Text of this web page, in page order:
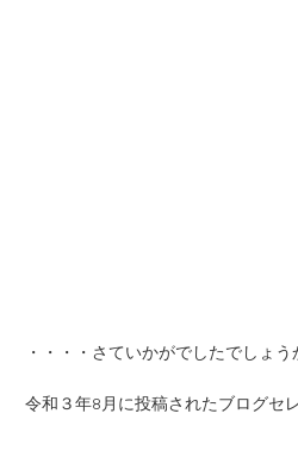
・・・・さていかがでしたでしょう
令和３年8月に投稿されたブログセ